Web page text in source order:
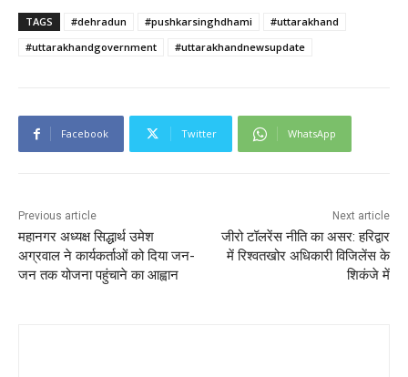
TAGS #dehradun #pushkarsinghdhami
#uttarakhand
#uttarakhandgovernment
#uttarakhandnewsupdate
Facebook Twitter WhatsApp
Previous article
महानगर अध्यक्ष सिद्धार्थ उमेश
अग्रवाल ने कार्यकर्ताओं को दिया जन-
जन तक योजना पहुंचाने का आह्वान
Next article
जीरो टॉलरेंस नीति का असर: हरिद्वार
में रिश्वतखोर अधिकारी विजिलेंस के
शिकंजे में